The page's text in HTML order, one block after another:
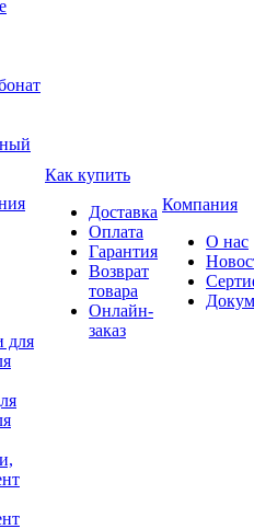
Как купить
Доставка
Оплата
Гарантия
Возврат
товара
Онлайн-
заказ
Компания
О нас